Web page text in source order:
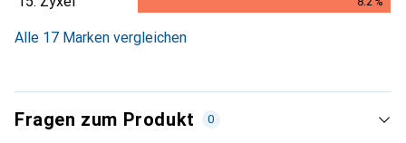
Alle 17 Marken vergleichen
Fragen zum Produkt 0